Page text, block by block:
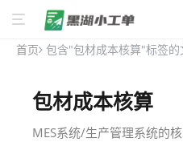
首页 包含"包材成本核算"标签的
包材成本核算
MES系统/生产管理系统的